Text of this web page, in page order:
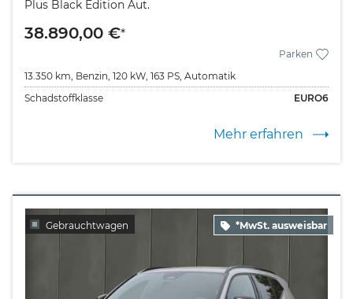
Plus Black Edition Aut.
38.890,00 €*
Parken
13.350 km, Benzin, 120 kW, 163 PS, Automatik
Schadstoffklasse
EURO6
Mehr erfahren
Gebrauchtwagen *MwSt. ausweisbar